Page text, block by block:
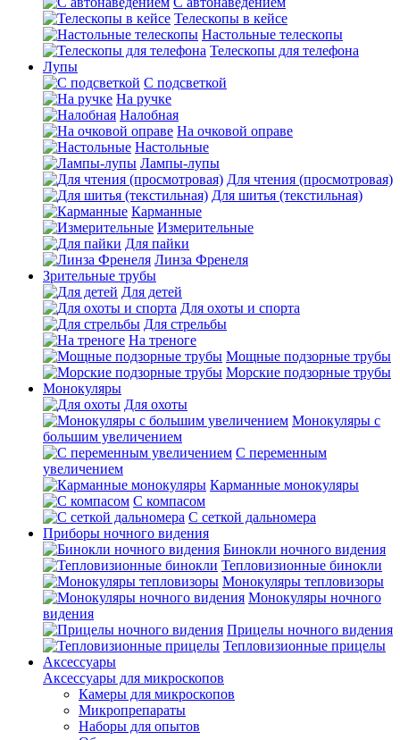
Телескопы в кейсе
Настольные телескопы
Телескопы для телефона
Лупы
С подсветкой
На ручке
Налобная
На очковой оправе
Настольные
Лампы-лупы
Для чтения (просмотровая)
Для шитья (текстильная)
Карманные
Измерительные
Для пайки
Линза Френеля
Зрительные трубы
Для детей
Для охоты и спорта
Для стрельбы
На треноге
Мощные подзорные трубы
Морские подзорные трубы
Монокуляры
Для охоты
Монокуляры с
большим увеличением
С переменным
увеличением
Карманные монокуляры
С компасом
С сеткой дальномера
Приборы ночного видения
Бинокли ночного видения
Тепловизионные бинокли
Монокуляры тепловизоры
Монокуляры ночного
видения
Прицелы ночного видения
Тепловизионные прицелы
Аксессуары
Аксессуары для микроскопов
Камеры для микроскопов
Микропрепараты
Наборы для опытов